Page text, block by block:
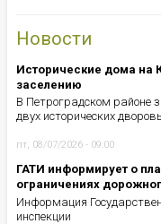
Новости
Исторические дома на
заселению
В Петроградском районе
двух исторических
пт, 08/07/2026 - 09:00
ГАТИ информирует о
ограничениях
Информация
инспекции